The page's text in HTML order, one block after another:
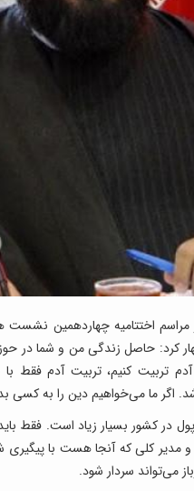
امروز، ۲۶ آبان ماه، در مراسم اختتامیه
کرد: حاصل زندگی من و شما در
تربیت کنیم، تربیت آدم
شد. اگر ما می‌خواهیم دین را به
در کشور بسیار زیاد است. فقط
۳۰۰ درصد تخصیص گرفتم و مدیر کلی که آنجا هست
می‌تواند سردار شود.